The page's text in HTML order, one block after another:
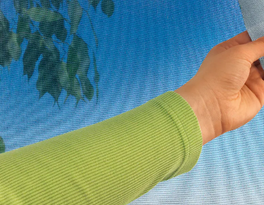
Fliegengitter mit integriertem Sonnen- und
Hitzeschutz
Reflektiert bis zu 85 % des Sonnenlichts
Einfache Befestigung durch
selbstklebendes Klettband am
Innenrahmen
Universell kürzbar auf die gewünschte
Größe
Gewebe aus Polyester
Das ist der Pluspunkt des Sonnenschutz-Fliegengitters!
Öffnen Sie einfach das Fenster und kleben Sie den
Klettverschluss an die Innenseite des Fensters.
Schneiden Sie das Polyestergewebe auf die